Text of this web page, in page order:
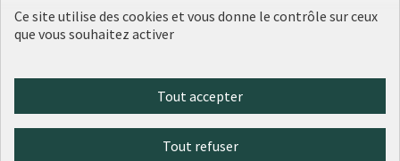
(Lien externe)
(Lien externe)
(Lien externe)
(Lien externe)
(Lien externe)
Ce site utilise des cookies et vous donne le contrôle sur ceux
que vous souhaitez activer
Tout accepter
Tout refuser